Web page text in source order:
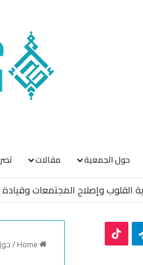
حول الجمعية مقالات
/
Telegram